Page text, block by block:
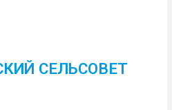
СЕЛЬСОВЕТ